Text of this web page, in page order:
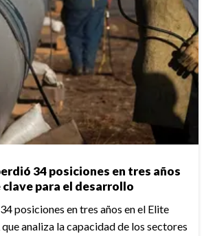
34 posiciones en tres años
clave para el desarrollo
posiciones en tres años en el Elite
analiza la capacidad de los sectores